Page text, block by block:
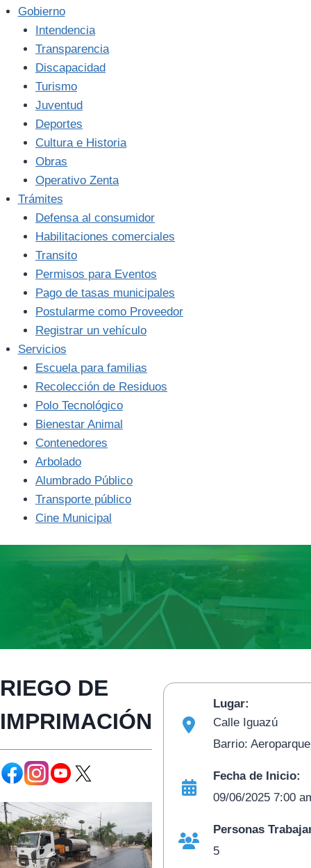
Gobierno
Intendencia
Transparencia
Discapacidad
Turismo
Juventud
Deportes
Cultura e Historia
Obras
Operativo Zenta
Trámites
Defensa al consumidor
Habilitaciones comerciales
Transito
Permisos para Eventos
Pago de tasas municipales
Postularme como Proveedor
Registrar un vehículo
Servicios
Escuela para familias
Recolección de Residuos
Polo Tecnológico
Bienestar Animal
Contenedores
Arbolado
Alumbrado Público
Transporte público
Cine Municipal
RIEGO DE
IMPRIMACIÓN
Lugar:
Calle Iguazú
Barrio: Aeroparque
Fecha de Inicio:
09/06/2025 7:00
Personas
5